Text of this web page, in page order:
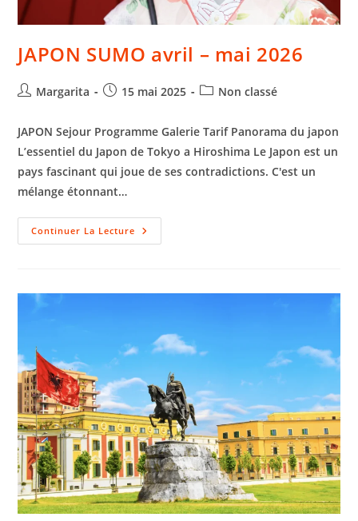
JAPON SUMO avril – mai 2026
Margarita 15 mai 2025 Non classé
JAPON Sejour Programme Galerie Tarif Panorama du japon
L’essentiel du Japon de Tokyo a Hiroshima Le Japon est un
pays fascinant qui joue de ses contradictions. C'est un
mélange étonnant…
Continuer La Lecture